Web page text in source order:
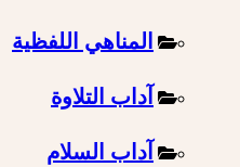
المناهي اللفظية
آداب التلاوة
آداب السلام